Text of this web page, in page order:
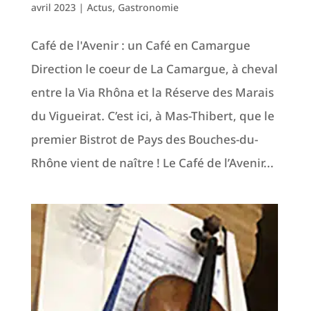
avril 2023| Actus, Gastronomie
Café de l'Avenir : un Café en Camargue
Direction le coeur de La Camargue, à cheval
entre la Via Rhôna et la Réserve des Marais
du Vigueirat. C’est ici, à Mas-Thibert, que le
premier Bistrot de Pays des Bouches-du-
Rhône vient de naître ! Le Café de l’Avenir...